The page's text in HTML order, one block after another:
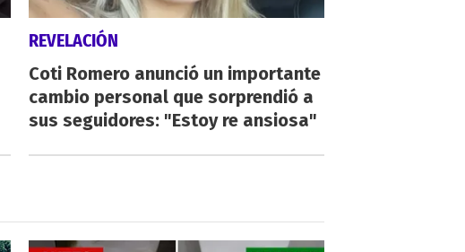
REVELACIÓN
Coti Romero anunció un importante
cambio personal que sorprendió a
sus seguidores: "Estoy re ansiosa"